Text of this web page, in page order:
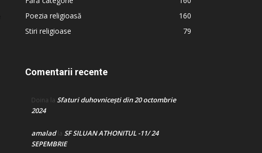
Poezia religioasă
160
Stiri religioase
79
Comentarii recente
Doina la Sfaturi duhovnicești din 20 octombrie
2024
amaladla SF SILUAN ATHONITUL -11/ 24
SEPEMBRIE